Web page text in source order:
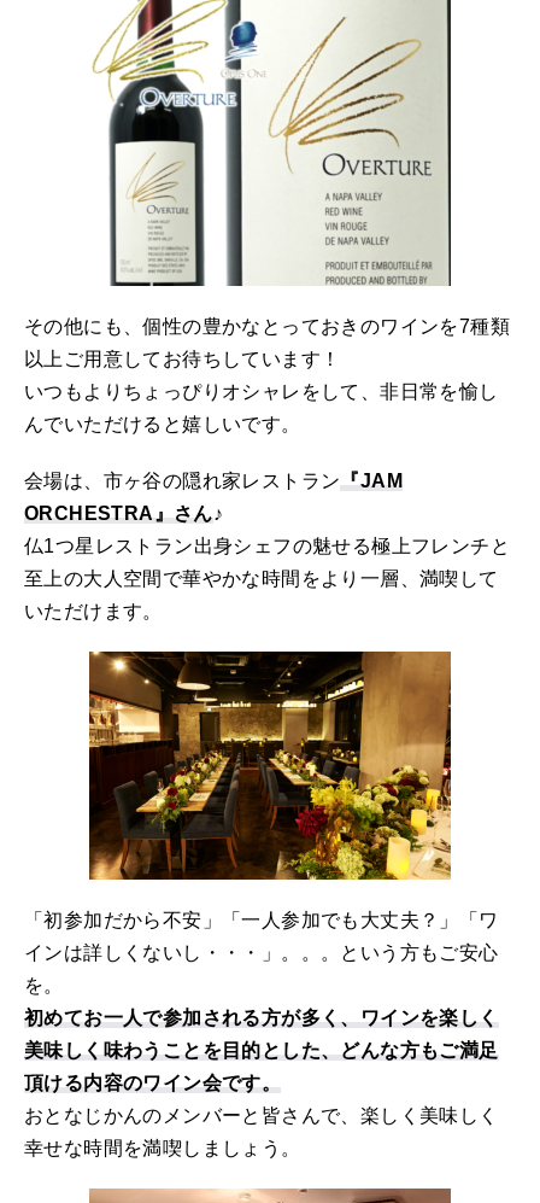
その他にも、個性の豊かなとっておきのワインを7種類
以上ご用意してお待ちしています！
いつもよりちょっぴりオシャレをして、非日常を愉し
んでいただけると嬉しいです。
会場は、市ヶ谷の隠れ家レストラン『JAM
ORCHESTRA』さん♪
仏1つ星レストラン出身シェフの魅せる極上フレンチと
至上の大人空間で華やかな時間をより一層、満喫して
いただけます。
「初参加だから不安」「一人参加でも大丈夫？」「ワ
インは詳しくないし・・・」。。。という方もご安心
を。
初めてお一人で参加される方が多く、ワインを楽しく
美味しく味わうことを目的とした、どんな方もご満足
頂ける内容のワイン会です。
おとなじかんのメンバーと皆さんで、楽しく美味しく
幸せな時間を満喫しましょう。